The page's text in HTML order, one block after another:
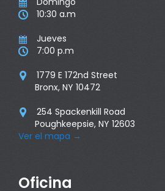

 10:30 a.m
 Jueves
 7:00 p.m

1779 E 172nd Street
Bronx, NY 10472

254 Spackenkill Road
Poughkeepsie, NY 12603
Ver el mapa →
Oficina